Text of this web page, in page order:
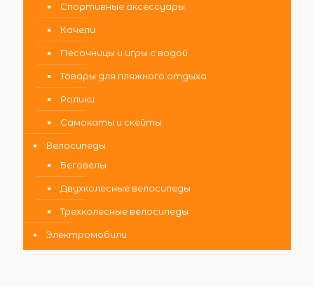
Спортивные аксессуары
Качели
Песочницы и игры с водой
Товары для пляжного отдыха
Ролики
Самокаты и скейты
Велосипеды
Беговелы
Двухколесные велосипеды
Трехколесные велосипеды
Электромобили